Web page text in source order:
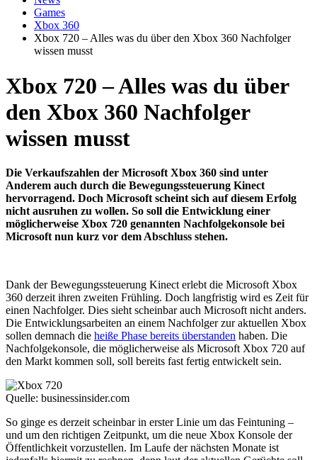
Games
Xbox 360
Xbox 720 – Alles was du über den Xbox 360 Nachfolger
wissen musst
Xbox 720 – Alles was du über
den Xbox 360 Nachfolger
wissen musst
Die Verkaufszahlen der Microsoft Xbox 360 sind unter
Anderem auch durch die Bewegungssteuerung Kinect
hervorragend. Doch Microsoft scheint sich auf diesem Erfolg
nicht ausruhen zu wollen. So soll die Entwicklung einer
möglicherweise Xbox 720 genannten Nachfolgekonsole bei
Microsoft nun kurz vor dem Abschluss stehen.
Dank der Bewegungssteuerung Kinect erlebt die Microsoft Xbox
360 derzeit ihren zweiten Frühling. Doch langfristig wird es Zeit für
einen Nachfolger. Dies sieht scheinbar auch Microsoft nicht anders.
Die Entwicklungsarbeiten an einem Nachfolger zur aktuellen Xbox
sollen demnach die heiße Phase bereits überstanden haben. Die
Nachfolgekonsole, die möglicherweise als Microsoft Xbox 720 auf
den Markt kommen soll, soll bereits fast fertig entwickelt sein.
Quelle: businessinsider.com
So ginge es derzeit scheinbar in erster Linie um das Feintuning –
und um den richtigen Zeitpunkt, um die neue Xbox Konsole der
Öffentlichkeit vorzustellen. Im Laufe der nächsten Monate ist